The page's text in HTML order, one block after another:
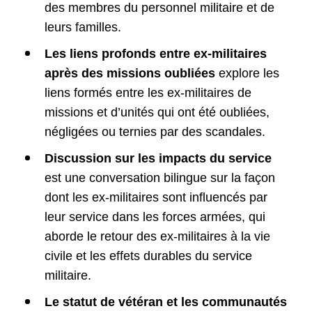
des membres du personnel militaire et de
leurs familles.
Les liens profonds entre ex-militaires
après des missions oubliées explore les
liens formés entre les ex-militaires de
missions et d’unités qui ont été oubliées,
négligées ou ternies par des scandales.
Discussion sur les impacts du service
est une conversation bilingue sur la façon
dont les ex-militaires sont influencés par
leur service dans les forces armées, qui
aborde le retour des ex-militaires à la vie
civile et les effets durables du service
militaire.
Le statut de vétéran et les communautés